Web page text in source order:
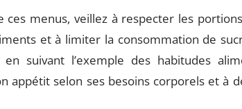
ces menus, veillez à respecter les
et à limiter la consommation de
en suivant l’exemple des habitudes
appétit selon ses besoins corporels et à